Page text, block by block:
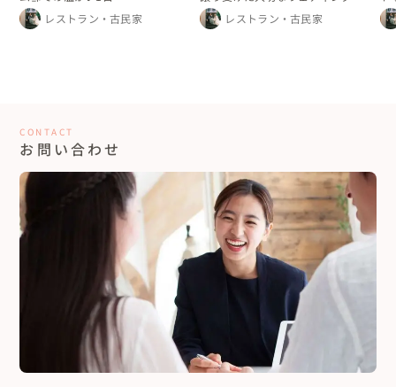
レストラン・古民家
レス レストラン・古民家
CONTACT
お問い合わせ